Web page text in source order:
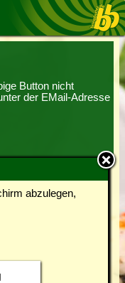
abzulegen,